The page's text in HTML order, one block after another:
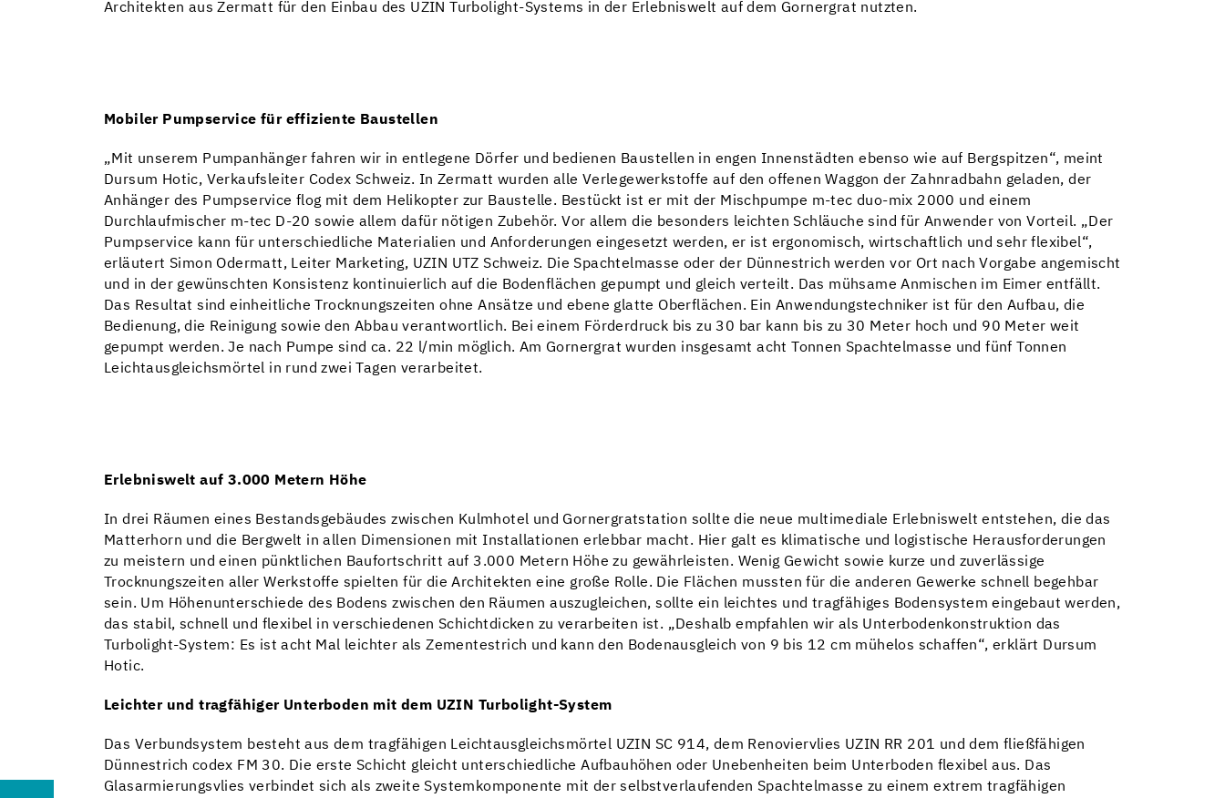
Architekten aus Zermatt für den Einbau des UZIN Turbolight-Systems in der Erlebniswelt auf dem Gornergrat nutzten.
Mobiler Pumpservice für effiziente Baustellen
„Mit unserem Pumpanhänger fahren wir in entlegene Dörfer und bedienen Baustellen in engen Innenstädten ebenso wie auf Bergspitzen“, meint
Dursum Hotic, Verkaufsleiter Codex Schweiz. In Zermatt wurden alle Verlegewerkstoffe auf den offenen Waggon der Zahnradbahn geladen, der
Anhänger des Pumpservice flog mit dem Helikopter zur Baustelle. Bestückt ist er mit der Mischpumpe m-tec duo-mix 2000 und einem
Durchlaufmischer m-tec D-20 sowie allem dafür nötigen Zubehör. Vor allem die besonders leichten Schläuche sind für Anwender von Vorteil. „Der
Pumpservice kann für unterschiedliche Materialien und Anforderungen eingesetzt werden, er ist ergonomisch, wirtschaftlich und sehr flexibel“,
erläutert Simon Odermatt, Leiter Marketing, UZIN UTZ Schweiz. Die Spachtelmasse oder der Dünnestrich werden vor Ort nach Vorgabe angemischt
und in der gewünschten Konsistenz kontinuierlich auf die Bodenflächen gepumpt und gleich verteilt. Das mühsame Anmischen im Eimer entfällt.
Das Resultat sind einheitliche Trocknungszeiten ohne Ansätze und ebene glatte Oberflächen. Ein Anwendungstechniker ist für den Aufbau, die
Bedienung, die Reinigung sowie den Abbau verantwortlich. Bei einem Förderdruck bis zu 30 bar kann bis zu 30 Meter hoch und 90 Meter weit
gepumpt werden. Je nach Pumpe sind ca. 22 l/min möglich. Am Gornergrat wurden insgesamt acht Tonnen Spachtelmasse und fünf Tonnen
Leichtausgleichsmörtel in rund zwei Tagen verarbeitet.
Erlebnisweltauf 3.000 Metern Höhe
In drei Räumen eines Bestandsgebäudes zwischen Kulmhotel und Gornergratstation sollte die neue multimediale Erlebniswelt entstehen, die das
Matterhorn und die Bergwelt in allen Dimensionen mit Installationen erlebbar macht. Hier galt es klimatische und logistische Herausforderungen
zu meistern und einen pünktlichen Baufortschritt auf 3.000 Metern Höhe zu gewährleisten. Wenig Gewicht sowie kurze und zuverlässige
Trocknungszeiten aller Werkstoffe spielten für die Architekten eine große Rolle. Die Flächen mussten für die anderen Gewerke schnell begehbar
sein. Um Höhenunterschiede des Bodens zwischen den Räumen auszugleichen, sollte ein leichtes und tragfähiges Bodensystem eingebaut werden,
das stabil, schnell und flexibel in verschiedenen Schichtdicken zu verarbeiten ist. „Deshalb empfahlen wir als Unterbodenkonstruktion das
Turbolight-System: Es ist acht Mal leichter als Zementestrich und kann den Bodenausgleich von 9 bis 12 cm mühelos schaffen“, erklärt Dursum
Hotic.
Leichter und tragfähiger Unterboden mit dem UZIN Turbolight-System
Das Verbundsystem besteht aus dem tragfähigen Leichtausgleichsmörtel UZIN SC 914, dem Renoviervlies UZIN RR 201 und dem fließfähigen
Dünnestrich codex FM 30. Die erste Schicht gleicht unterschiedliche Aufbauhöhen oder Unebenheiten beim Unterboden flexibel aus. Das
Glasarmierungsvlies verbindet sich als zweite Systemkomponente mit der selbstverlaufenden Spachtelmasse zu einem extrem tragfähigen